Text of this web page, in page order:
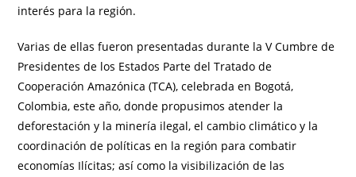
interés para la región.
Varias de ellas fueron presentadas durante la V Cumbre de
Presidentes de los Estados Parte del Tratado de
Cooperación Amazónica (TCA), celebrada en Bogotá,
Colombia, este año, donde propusimos atender la
deforestación y la minería ilegal, el cambio climático y la
coordinación de políticas en la región para combatir
economías Ilícitas; así como la visibilización de las